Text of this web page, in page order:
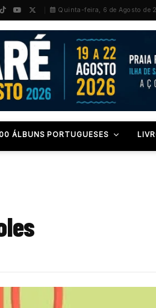
Quinta-feira, 6 de Agosto de
ÁLBUNS PORTUGUESES